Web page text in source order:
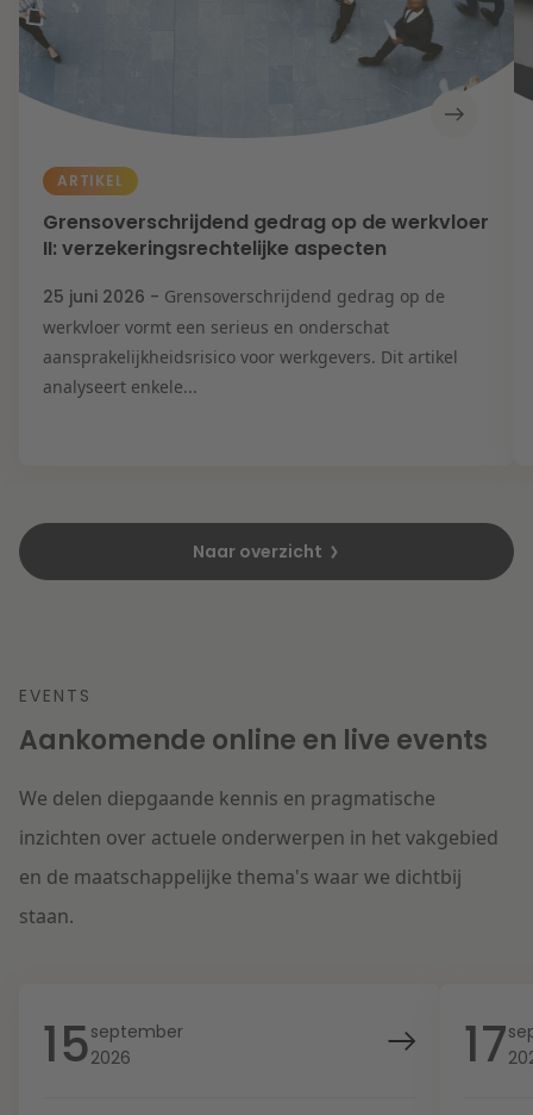
ARTIKEL
Grensoverschrijdend gedrag op de werkvloer
II: verzekeringsrechtelijke aspecten
25 juni 2026 - Grensoverschrijdend gedrag op de
werkvloer vormt een serieus en onderschat
aansprakelijkheidsrisico voor werkgevers. Dit artikel
analyseert enkele...
Naar overzicht
EVENTS
Aankomende online en live events
We delen diepgaande kennis en pragmatische
inzichten over actuele onderwerpen in het vakgebied
en de maatschappelijke thema's waar we dichtbij
staan.
15september
2026
17